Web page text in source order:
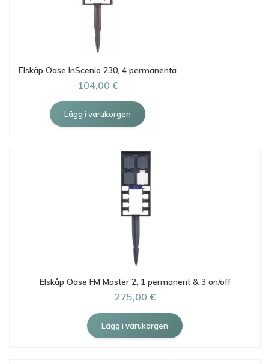
Elskåp Oase InScenio 230, 4 permanenta
104,00 €
Elskåp Oase FM Master 2, 1 permanent & 3 on/off
275,00 €